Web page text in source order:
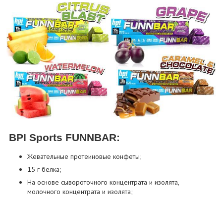
BPI Sports FUNNBAR:
Жевательные протеиновые конфеты;
15 г белка;
На основе сывороточного концентрата и изолята,
молочного концентрата и изолята;